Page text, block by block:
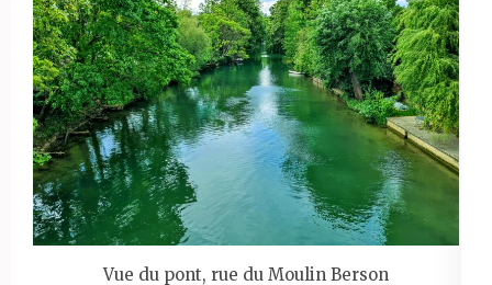
Vue du pont, rue du Moulin Berson